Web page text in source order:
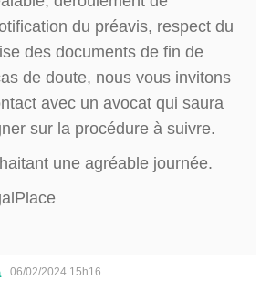
du préavis, respect du
des documents de fin de
de doute, nous vous invitons
avec un avocat qui saura
sur la procédure à suivre.
une agréable journée.
06/02/2024 15h16